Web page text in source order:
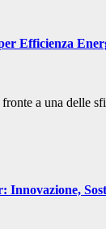
Efficienza
a una delle